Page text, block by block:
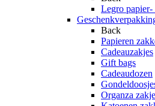
Legro
Back
Papieren
Cadeauzakjes
Gift bags
Cadeaudozen
Organza